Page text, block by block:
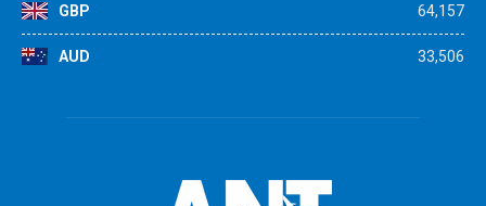
GBP 64,157
AUD 33,506